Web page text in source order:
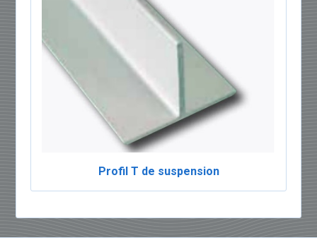
Profil T de suspension